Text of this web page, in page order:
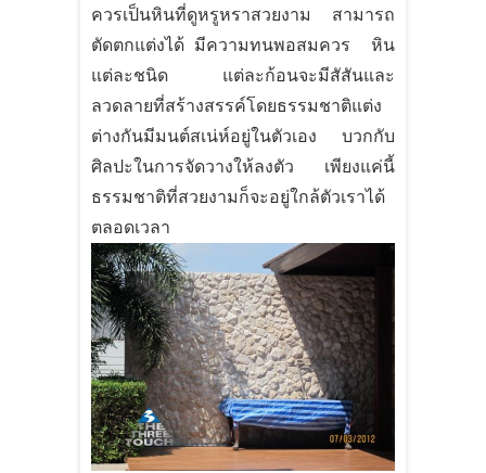
ควรเป็นหินที่ดูหรูหราสวยงาม สามารถ
ตัดตกแต่งได้ มีความทนพอสมควร หิน
แต่ละชนิด แต่ละก้อนจะมีสัสันและ
ลวดลายที่สร้างสรรค์โดยธรรมชาติแต่ง
ต่างกันมีมนต์สเน่ห์อยู่ในตัวเอง บวกกับ
ศิลปะในการจัดวางให้ลงตัว เพียงแค่นี้
ธรรมชาติที่สวยงามก็จะอยู่ใกล้ตัวเราได้
ตลอดเวลา